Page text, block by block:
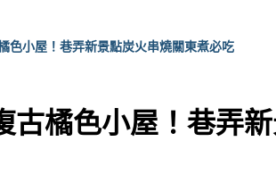
色小屋！巷弄新景點炭火串燒關東煮必吃
古橘色小屋！巷弄